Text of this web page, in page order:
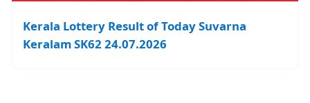
Kerala Lottery Result of Today Suvarna
Keralam SK62 24.07.2026